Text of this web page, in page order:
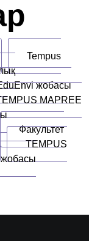
Tempus
жобасы
MAPREE
Факультет
TEMPUS